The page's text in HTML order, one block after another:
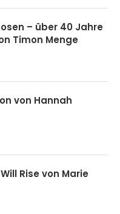
– über 40 Jahre
Timon Menge
von Hannah
Rise von Marie